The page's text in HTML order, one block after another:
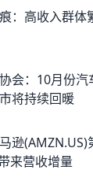
将持续回暖
来营收增量